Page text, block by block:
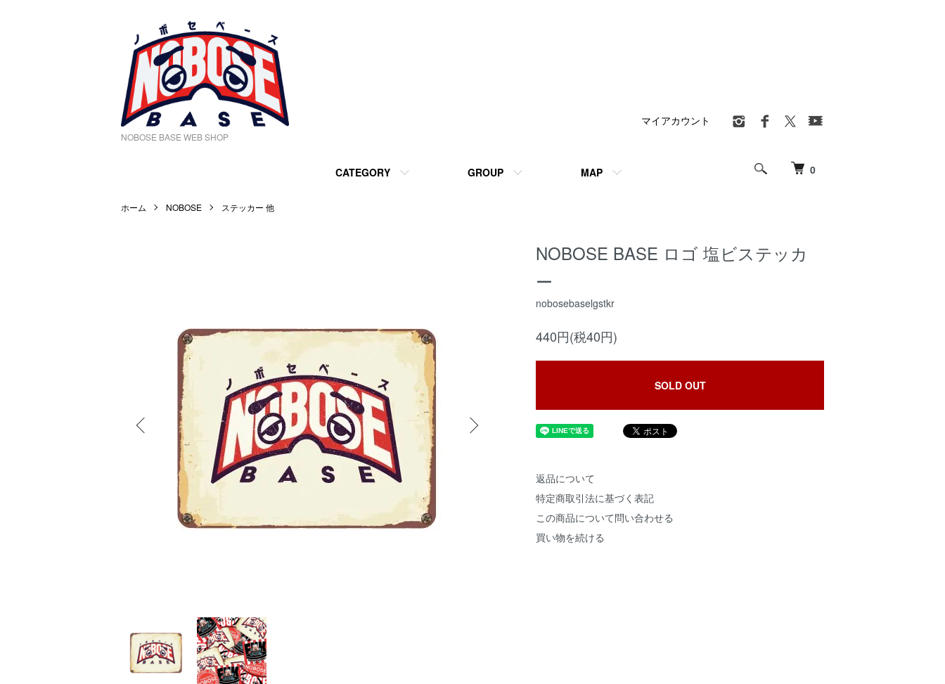
NOBOSE BASE WEB SHOP
0
CATEGORY GROUP MAP
マイアカウント
ホーム NOBOSE ステッカー 他
NOBOSE BASE ロゴ 塩ビステッカ
ー
nobosebaselgstkr
440円(税40円)
SOLD OUT
返品について
特定商取引法に基づく表記
この商品について問い合わせる
買い物を続ける